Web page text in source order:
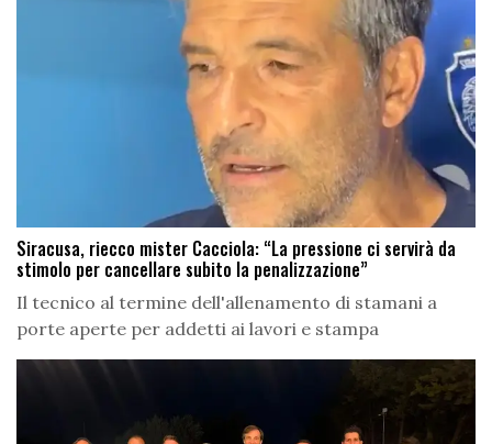
Siracusa, riecco mister Cacciola: “La pressione ci servirà da
stimolo per cancellare subito la penalizzazione”
Il tecnico al termine dell'allenamento di stamani a
porte aperte per addetti ai lavori e stampa